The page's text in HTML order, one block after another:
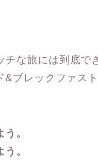
チな旅には到底で
ブレックファス
。
。